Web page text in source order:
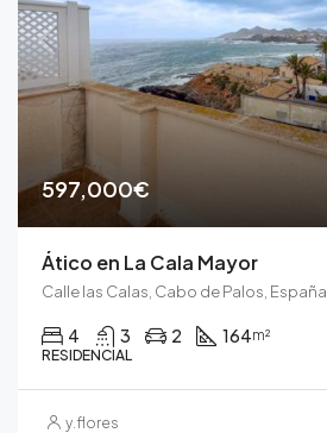
597,000€
Ático en La Cala Mayor
Calle las Calas, Cabo de Palos, España
4 3 2 164m²
RESIDENCIAL
y.flores